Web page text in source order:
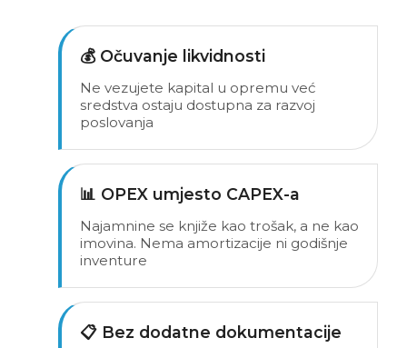
💰 Očuvanje likvidnosti
Ne vezujete kapital u opremu već
sredstva ostaju dostupna za razvoj
poslovanja
📊 OPEX umjesto CAPEX-a
Najamnine se knjiže kao trošak, a ne kao
imovina. Nema amortizacije ni godišnje
inventure
📋 Bez dodatne dokumentacije